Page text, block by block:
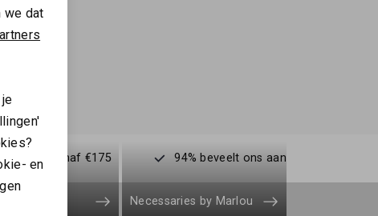
vanaf €175 94% beveelt ons aan
Necessaries by Marlou
we dat
en